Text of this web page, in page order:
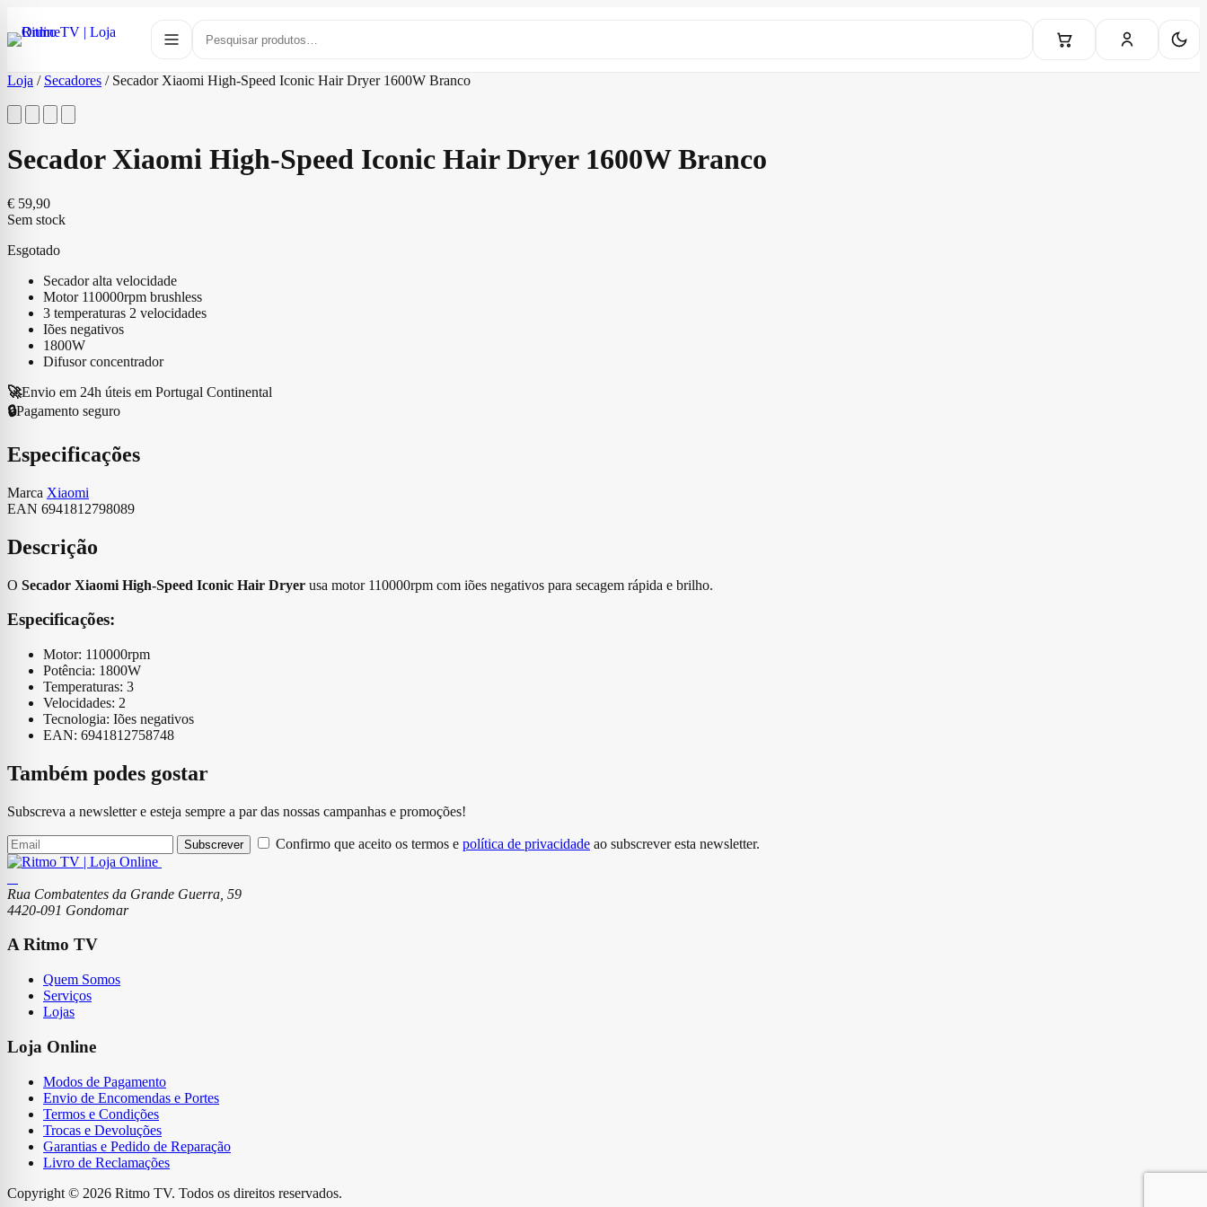
Loja / Secadores / Secador Xiaomi High-Speed Iconic Hair Dryer 1600W Branco
Secador Xiaomi High-Speed Iconic Hair Dryer 1600W Branco
€ 59,90
Sem stock
Esgotado
Secador alta velocidade
Motor 110000rpm brushless
3 temperaturas 2 velocidades
Iões negativos
1800W
Difusor concentrador
🚀Envio em 24h úteis em Portugal Continental
🔒Pagamento seguro
Especificações
Marca Xiaomi
EAN 6941812798089
Descrição
O Secador Xiaomi High-Speed Iconic Hair Dryer usa motor 110000rpm com iões negativos para secagem rápida e brilho.
Especificações:
Motor: 110000rpm
Potência: 1800W
Temperaturas: 3
Velocidades: 2
Tecnologia: Iões negativos
EAN: 6941812758748
Também podes gostar
Subscreva a newsletter e esteja sempre a par das nossas campanhas e promoções!
Subscrever Confirmo que aceito os termos e política de privacidade ao subscrever esta newsletter.
Rua Combatentes da Grande Guerra, 59
4420-091 Gondomar
A Ritmo TV
Quem Somos
Serviços
Lojas
Loja Online
Modos de Pagamento
Envio de Encomendas e Portes
Termos e Condições
Trocas e Devoluções
Garantias e Pedido de Reparação
Livro de Reclamações
Copyright © 2026 Ritmo TV. Todos os direitos reservados.